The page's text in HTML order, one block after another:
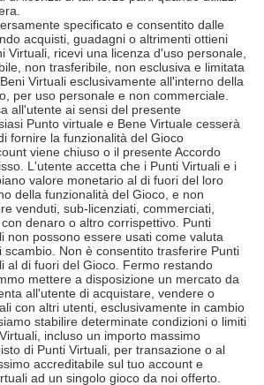
specificato e consentito dalle
acquisti, guadagni o altrimenti ottieni
Virtuali, ricevi una licenza d'uso personale,
non trasferibile, non esclusiva e limitata
Virtuali esclusivamente all'interno della
per uso personale e non commerciale.
all'utente ai sensi del presente
Punto virtuale e Bene Virtuale cesserà
fornire la funzionalità del Gioco
viene chiuso o il presente Accordo
L'utente accetta che i Punti Virtuali e i
valore monetario al di fuori del loro
della funzionalità del Gioco, e non
venduti, sub-licenziati, commerciati,
denaro o altro corrispettivo. Punti
non possono essere usati come valuta
scambio. Non è consentito trasferire Punti
al di fuori del Gioco. Fermo restando
mettere a disposizione un mercato da
all'utente di acquistare, vendere o
con altri utenti, esclusivamente in cambio
stabilire determinate condizioni o limiti
incluso un importo massimo
di Punti Virtuali, per transazione o al
accreditabile sul tuo account e
ad un singolo gioco da noi offerto.